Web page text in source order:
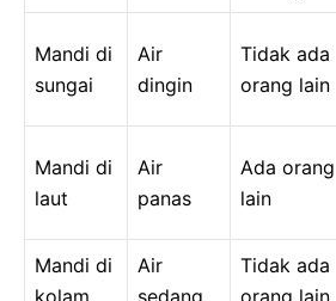
Mandi di
sungai
Air
dingin
Tidak ada
orang lain
Mandi di
laut
Air
panas
Ada orang
lain
Mandi di
kolam
Air
sedang
Tidak ada
orang lain